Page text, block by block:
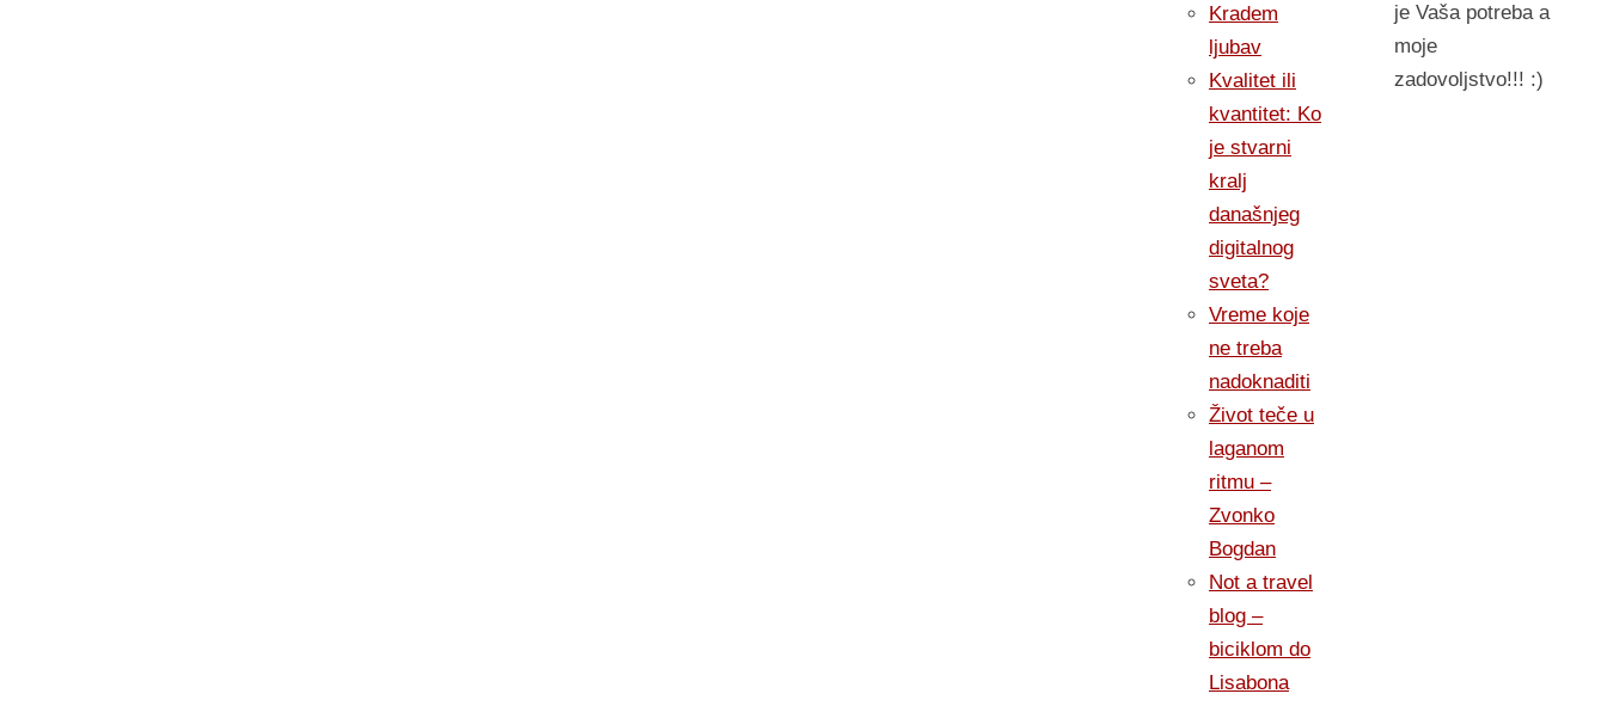
Kradem
ljubav
Kvalitet ili
kvantitet: Ko
je stvarni
kralj
današnjeg
digitalnog
sveta?
Vreme koje
ne treba
nadoknaditi
Život teče u
laganom
ritmu –
Zvonko
Bogdan
Not a travel
blog –
biciklom do
Lisabona
je Vaša potreba a
moje
zadovoljstvo!!! :)